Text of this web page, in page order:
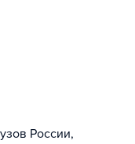
России,